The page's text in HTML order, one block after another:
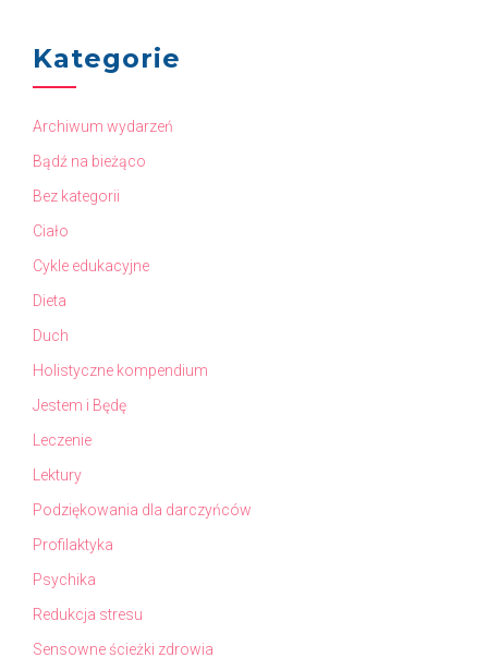
Kategorie
Archiwum wydarzeń
Bądź na bieżąco
Bez kategorii
Ciało
Cykle edukacyjne
Dieta
Duch
Holistyczne kompendium
Jestem i Będę
Leczenie
Lektury
Podziękowania dla darczyńców
Profilaktyka
Psychika
Redukcja stresu
Sensowne ścieżki zdrowia